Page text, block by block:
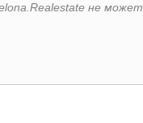
не может